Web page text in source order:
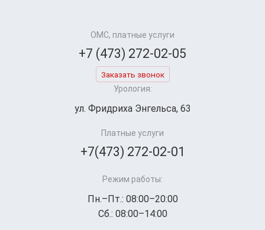
ОМС, платные услуги
+7 (473) 272-02-05
Заказать звонок
Урология:
ул. Фридриха Энгельса, 63
Платные услуги
+7(473) 272-02-01
Режим работы:
Пн.–Пт.: 08:00–20:00
Сб.: 08:00–14:00